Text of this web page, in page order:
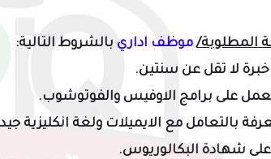
المطلوبة/ موظف اداري بالشروط التالية:
لا تقل عن سنتين.
على برامج الاوفيس والفوتوشوب.
بالتعامل مع الايميلات ولغة انكليزية
شهادة البكالوريوس.